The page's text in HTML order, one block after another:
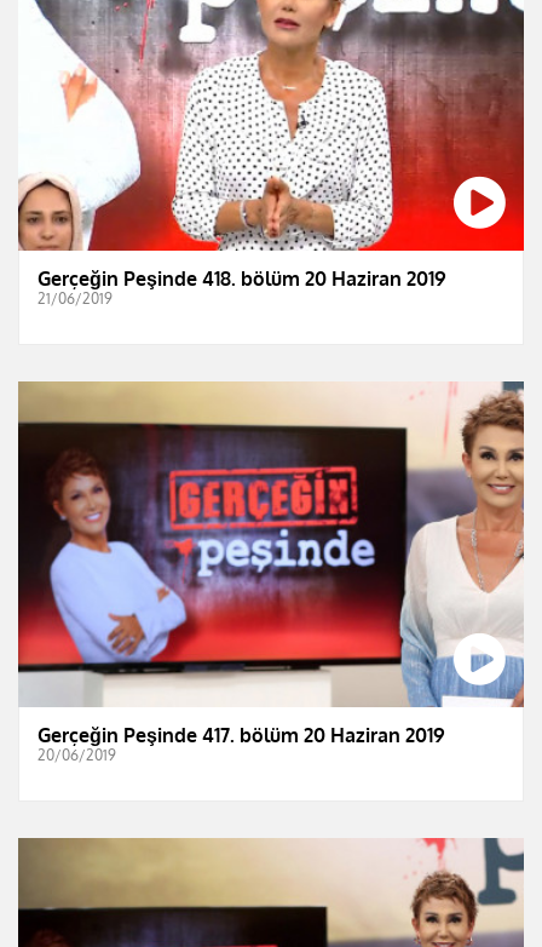
Gerçeğin Peşinde 418. bölüm 20 Haziran 2019
21/06/2019
Gerçeğin Peşinde 417. bölüm 20 Haziran 2019
20/06/2019